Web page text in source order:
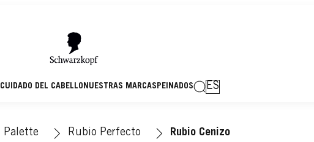
CUIDADO DEL CABELLONUESTRAS MARCASPEINADOS ES
Palette Rubio Perfecto Rubio Cenizo